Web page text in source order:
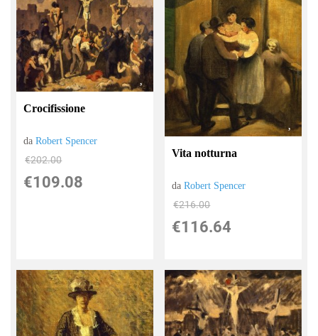
Crocifissione
daRobert Spencer
€202.00
€109.08
Vita notturna
daRobert Spencer
€216.00
€116.64